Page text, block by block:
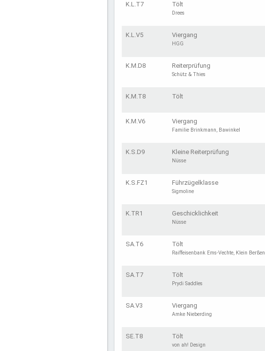
K.L.T7 Tölt
Drees
K.L.V5 Viergang
HGG
K.M.D8 Reiterprüfung
Schütz & Thies
K.M.T8 Tölt
K.M.V6 Viergang
Familie Brinkmann, Bawinkel
K.S.D9 Kleine Reiterprüfung
Nüsse
K.S.FZ1 Führzügelklasse
Sigmoline
K.TR1 Geschicklichkeit
Nüsse
SA.T6 Tölt
Raiffeisenbank Ems-Vechte, Klein Berßen
SA.T7 Tölt
Prydi Saddles
SA.V3 Viergang
Amke Nieberding
SE.T8 Tölt
von ah! Design